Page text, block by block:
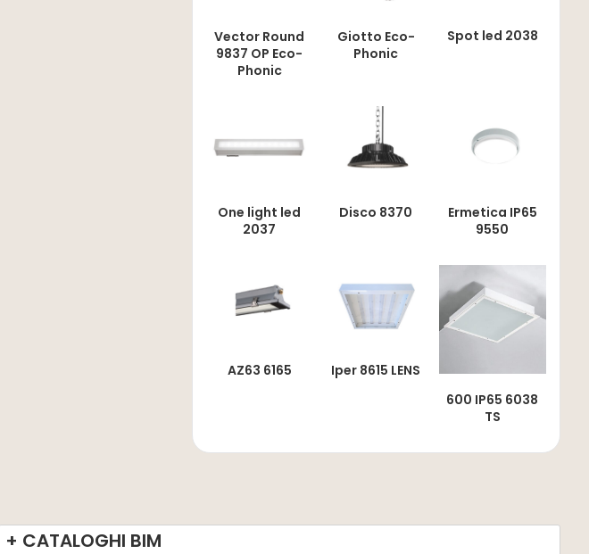
Vector Round
9837 OP Eco-
Phonic
Giotto Eco-
Phonic
Spot led 2038
One light led
2037
Disco 8370
Ermetica IP65
9550
AZ63 6165
Iper 8615 LENS
600 IP65 6038
TS
+ CATALOGHI BIM